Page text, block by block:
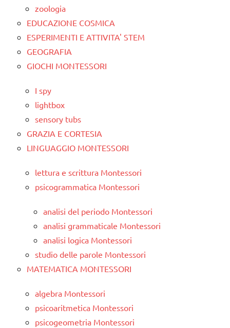
zoologia
EDUCAZIONE COSMICA
ESPERIMENTI E ATTIVITA' STEM
GEOGRAFIA
GIOCHI MONTESSORI
I spy
lightbox
sensory tubs
GRAZIA E CORTESIA
LINGUAGGIO MONTESSORI
lettura e scrittura Montessori
psicogrammatica Montessori
analisi del periodo Montessori
analisi grammaticale Montessori
analisi logica Montessori
studio delle parole Montessori
MATEMATICA MONTESSORI
algebra Montessori
psicoaritmetica Montessori
psicogeometria Montessori